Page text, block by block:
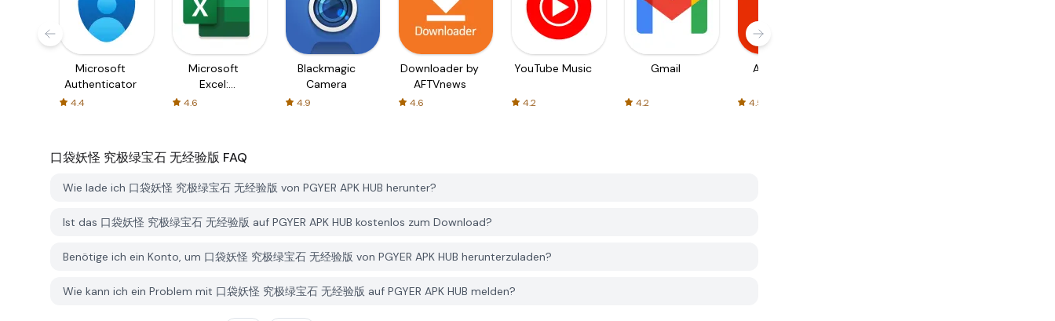
Microsoft
Authenticator
4.4
Microsoft
Excel:
Spreadsheets
4.6
Blackmagic
Camera
4.9
Downloader by
AFTVnews
4.6
YouTube Music
4.2
Gmail
4.2
AliExpress
4.5
口袋妖怪 究极绿宝石 无经验版 FAQ
Wie lade ich 口袋妖怪 究极绿宝石 无经验版 von PGYER APK HUB herunter?
Ist das 口袋妖怪 究极绿宝石 无经验版 auf PGYER APK HUB kostenlos zum Download?
Benötige ich ein Konto, um 口袋妖怪 究极绿宝石 无经验版 von PGYER APK HUB herunterzuladen?
Wie kann ich ein Problem mit 口袋妖怪 究极绿宝石 无经验版 auf PGYER APK HUB melden?